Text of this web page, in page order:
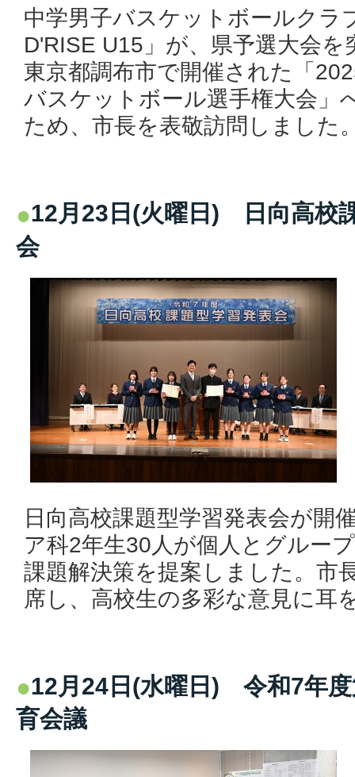
中学男子バスケットボールクラ
D'RISE U15」が、県予選大会
東京都調布市で開催された「
バスケットボール選手権大会」
ため、市長を表敬訪問しました
12月23日(火曜日) 日向高校
会
日向高校課題型学習発表会が開
ア科2年生30人が個人とグルー
課題解決策を提案しました。市
席し、高校生の多彩な意見に耳
12月24日(水曜日) 令和7年度
育会議